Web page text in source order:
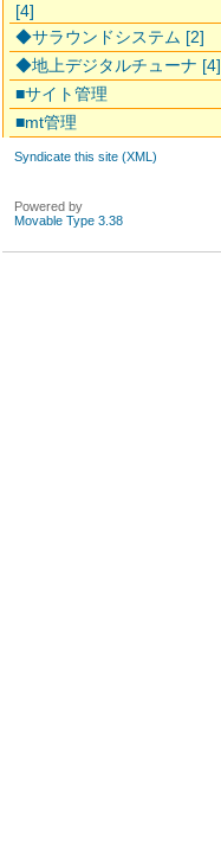
[4]
◆サラウンドシステム [2]
◆地上デジタルチューナ [4]
■サイト管理
■mt管理
Syndicate this site (XML)
Powered by
Movable Type 3.38